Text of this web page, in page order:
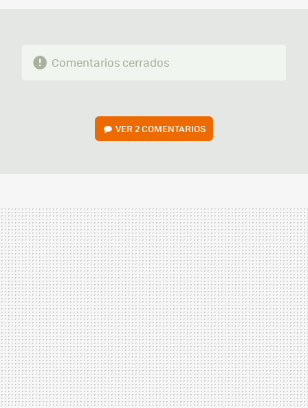
Comentarios cerrados
VER2 COMENTARIOS